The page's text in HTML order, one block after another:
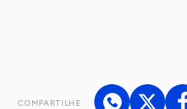
COMPARTILHE